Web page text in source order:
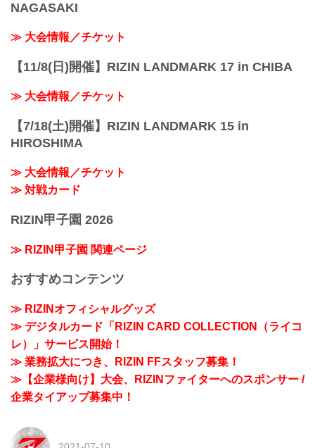
NAGASAKI
≫ 大会情報／チケット
【11/8(日)開催】RIZIN LANDMARK 17 in CHIBA
≫ 大会情報／チケット
【7/18(土)開催】RIZIN LANDMARK 15 in
HIROSHIMA
≫ 大会情報／チケット
≫ 対戦カード
RIZIN甲子園 2026
≫ RIZIN甲子園 関連ページ
おすすめコンテンツ
≫ RIZINオフィシャルグッズ
≫ デジタルカード「RIZIN CARD COLLECTION（ライコ
レ）」サービス開始！
≫ 業務拡大につき、RIZIN FFスタッフ募集！
≫【企業様向け】大会、RIZINファイターへのスポンサー /
企業タイアップ募集中！